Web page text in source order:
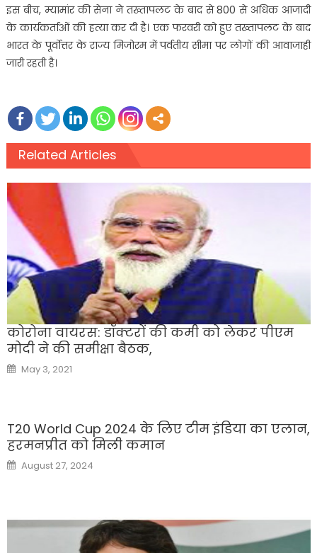
इस बीच, म्यामांर की सेना ने तख्तापलट के बाद से 800 से अधिक आजादी
के कार्यकर्ताओं की हत्या कर दी है। एक फरवरी को हुए तख्तापलट के बाद
भारत के पूर्वोत्तर के राज्य मिजोरम में पर्वतीय सीमा पर लोगों की आवाजाही
जारी रहती है।
Related Articles
कोरोना वायरस: डॉक्टरों की कमी को लेकर पीएम
मोदी ने की समीक्षा बैठक,
Posted
on
May 3, 2021
T20 World Cup 2024 के लिए टीम इंडिया का एलान,
हरमनप्रीत को मिली कमान
Posted
on
August 27, 2024